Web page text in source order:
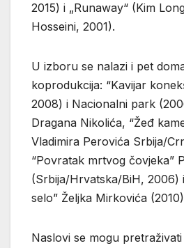
2015) i „Runaway“ (Kim
Hosseini, 2001).
U izboru se nalazi i pet
koprodukcija: “Kavijar
2008) i Nacionalni park
Dragana Nikolića, “Žeđ
Vladimira Perovića Srbija/
“Povratak mrtvog čovjeka”
(Srbija/Hrvatska/BiH, 2006)
selo” Željka Mirkovića
Naslovi se mogu